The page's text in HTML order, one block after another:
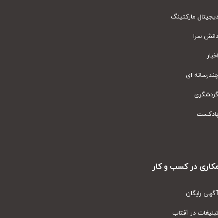
مارکتینگ
سرا
ای
در کسب و کار
رایگان
در آفتاب